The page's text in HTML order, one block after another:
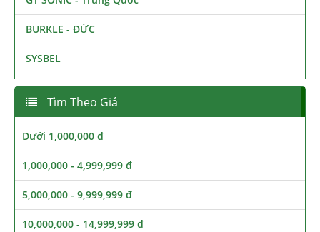
BURKLE - ĐỨC
SYSBEL
Tìm Theo Giá
Dưới 1,000,000 đ
1,000,000 - 4,999,999 đ
5,000,000 - 9,999,999 đ
10,000,000 - 14,999,999 đ